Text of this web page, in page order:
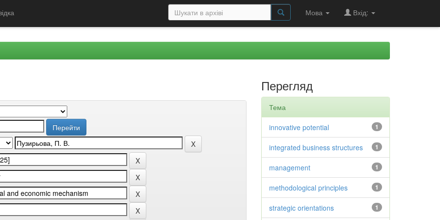
Мова Вхід:
Перегляд
Тема
1
innovative potential
1
integrated business structures
1
management
1
methodological principles
1
strategic orientations